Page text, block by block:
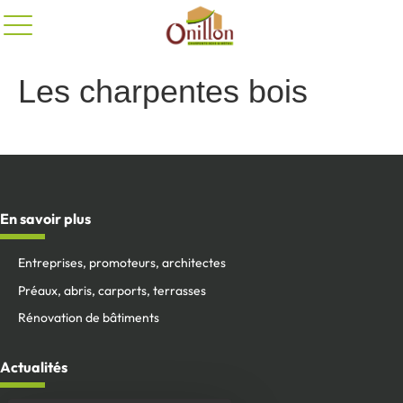
Les charpentes bois
En savoir plus
Entreprises, promoteurs, architectes
Préaux, abris, carports, terrasses
Rénovation de bâtiments
Actualités